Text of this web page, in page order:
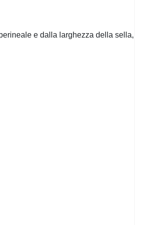
e dalla larghezza della sella,